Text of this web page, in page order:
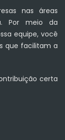
nas áreas
Por meio da
equipe, você
que facilitam a
certa